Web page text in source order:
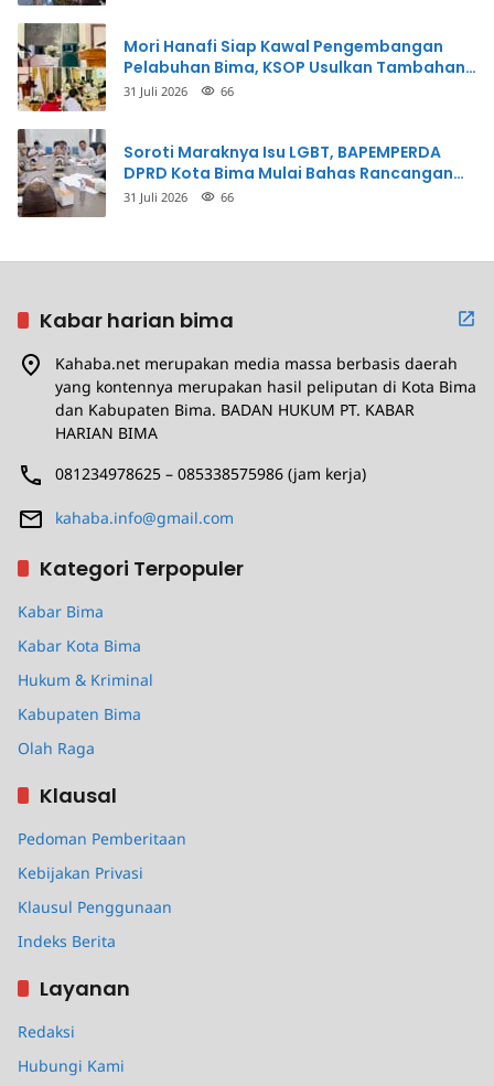
Mori Hanafi Siap Kawal Pengembangan
Pelabuhan Bima, KSOP Usulkan Tambahan
Dermaga Rp400 Miliar
31 Juli 2026 66
Soroti Maraknya Isu LGBT, BAPEMPERDA
DPRD Kota Bima Mulai Bahas Rancangan
Perda Pencegahan
31 Juli 2026 66
Kabar harian bima
Kahaba.net merupakan media massa berbasis daerah
yang kontennya merupakan hasil peliputan di Kota Bima
dan Kabupaten Bima. BADAN HUKUM PT. KABAR
HARIAN BIMA
081234978625 – 085338575986 (jam kerja)
kahaba.info@gmail.com
Kategori Terpopuler
Kabar Bima
Kabar Kota Bima
Hukum & Kriminal
Kabupaten Bima
Olah Raga
Klausal
Pedoman Pemberitaan
Kebijakan Privasi
Klausul Penggunaan
Indeks Berita
Layanan
Redaksi
Hubungi Kami